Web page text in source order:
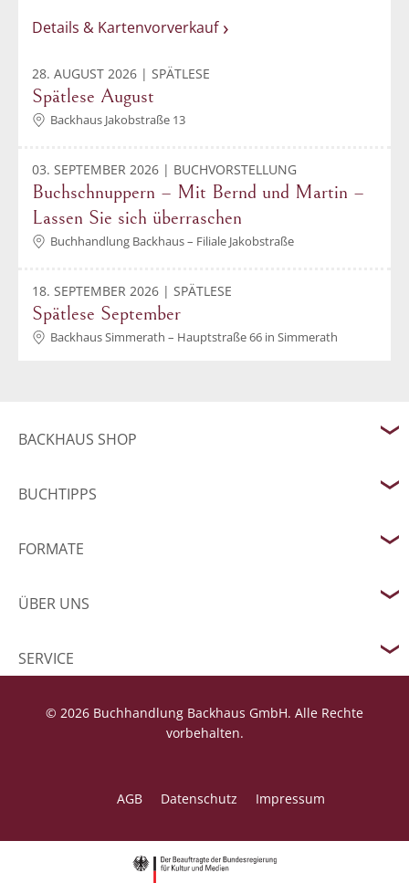
Details & Kartenvorverkauf
28. AUGUST 2026 | SPÄTLESE
Spätlese August
Backhaus Jakobstraße 13
03. SEPTEMBER 2026 | BUCHVORSTELLUNG
Buchschnuppern – Mit Bernd und Martin –
Lassen Sie sich überraschen
Buchhandlung Backhaus – Filiale Jakobstraße
18. SEPTEMBER 2026 | SPÄTLESE
Spätlese September
Backhaus Simmerath – Hauptstraße 66 in Simmerath
BACKHAUS SHOP
BUCHTIPPS
FORMATE
ÜBER UNS
SERVICE
© 2026 Buchhandlung Backhaus GmbH. Alle Rechte
vorbehalten.
AGB Datenschutz Impressum